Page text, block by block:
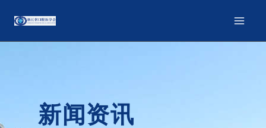
新闻资讯